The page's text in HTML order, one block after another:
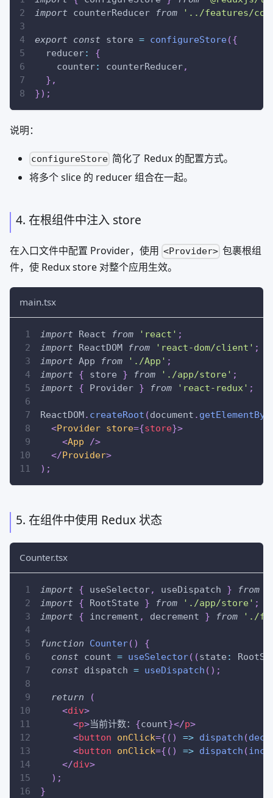
import
counterReducer from '../features/
export const store = configureStore({
  reducer
:
{
    counter
: counterReducer,
} ,
}) ;
说明：
configureStore 简化了 Redux 的配置方式。
将多个 slice 的 reducer 组合在一起。
4. 在根组件中注入 store
在入口文件中配置 Provider，使用 <Provider> 包裹根组
件，使 Redux store 对整个应用生效。
main.tsx
import React from 'react' ;
import
ReactDOM from 'react-dom/client' ;
import App from './App' ;
import
{ store } from './app/store' ;
import
{ Provider } from 'react-redux' ;
ReactDOM . createRoot (document .
<Provider store={store}>
<App
/>
</ Provider>
) ;
5. 在组件中使用 Redux 状态
Counter.tsx
import { useSelector, useDispatch } from
import
{ RootState } from './app/store' ;
import
{ increment , decrement } from './
function Counter( )
{
const count = useSelector( (state :
const dispatch = useDispatch ( ) ;
return
(
<div>
<p>当前计数： {count}</p>
<button onClick={ ( ) => dispatch (
<button onClick={ ( ) => dispatch (
</div>
) ;
}